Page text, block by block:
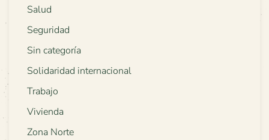
Salud
Seguridad
Sin categoría
Solidaridad internacional
Trabajo
Vivienda
Zona Norte